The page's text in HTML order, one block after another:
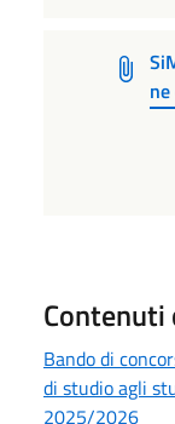
Bando di
di studio agli
2025/2026